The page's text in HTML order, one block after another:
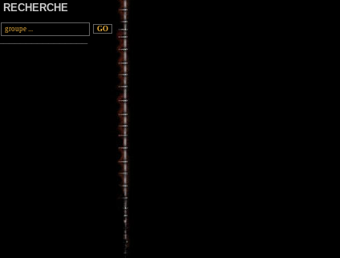
RECHERCHE
________________